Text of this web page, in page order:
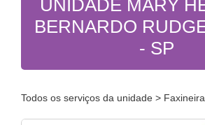
UNIDADE MARY
BERNARDO
- SP
Todos os serviços da unidade > Faxineira